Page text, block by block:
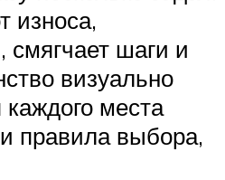
износа,
шаги и
визуально
места
правила выбора,